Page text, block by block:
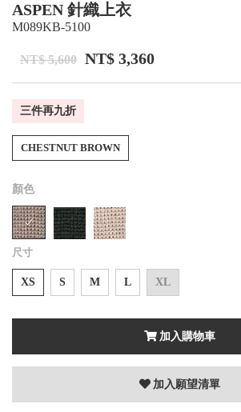
ASPEN 針織上衣
M089KB-5100
NT$ 5,600 NT$ 3,360
三件再九折
CHESTNUT BROWN
顏色
尺寸
XS S M L XL
加入購物車
加入願望清單